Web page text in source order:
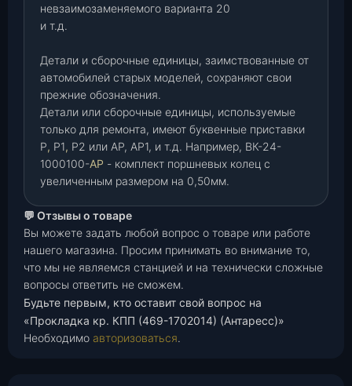
невзаимозаменяемого варианта 20
и т.д.
Детали и сборочные единицы, заимствованные от
автомобилей старых моделей, сохраняют свои
прежние обозначения.
Детали или сборочные единицы, используемые
только для ремонта, имеют буквенные приставки
Р, Р1, Р2 или АР, АР1, и т.д. Например, ВК-24-
1000100-АР - комплект поршневых колец с
увеличенным размером на 0,50мм.
💬 Отзывы о товаре
Вы можете задать любой вопрос о товаре или работе
нашего магазина. Просим принимать во внимание то,
что мы не являемся станцией и на технически сложные
вопросы ответить не сможем.
Будьте первым, кто оставит свой вопрос на
«Прокладка кр. КПП (469-1702014) (Антаресс)»
Необходимо авторизоваться.